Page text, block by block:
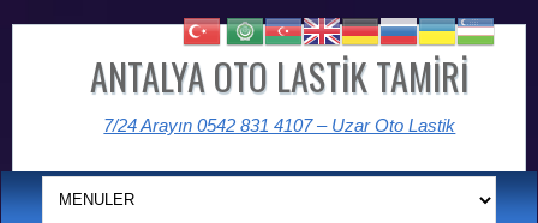
ANTALYA OTO LASTİK TAMİRİ
7/24 Arayın 0542 831 4107 – Uzar Oto Lastik